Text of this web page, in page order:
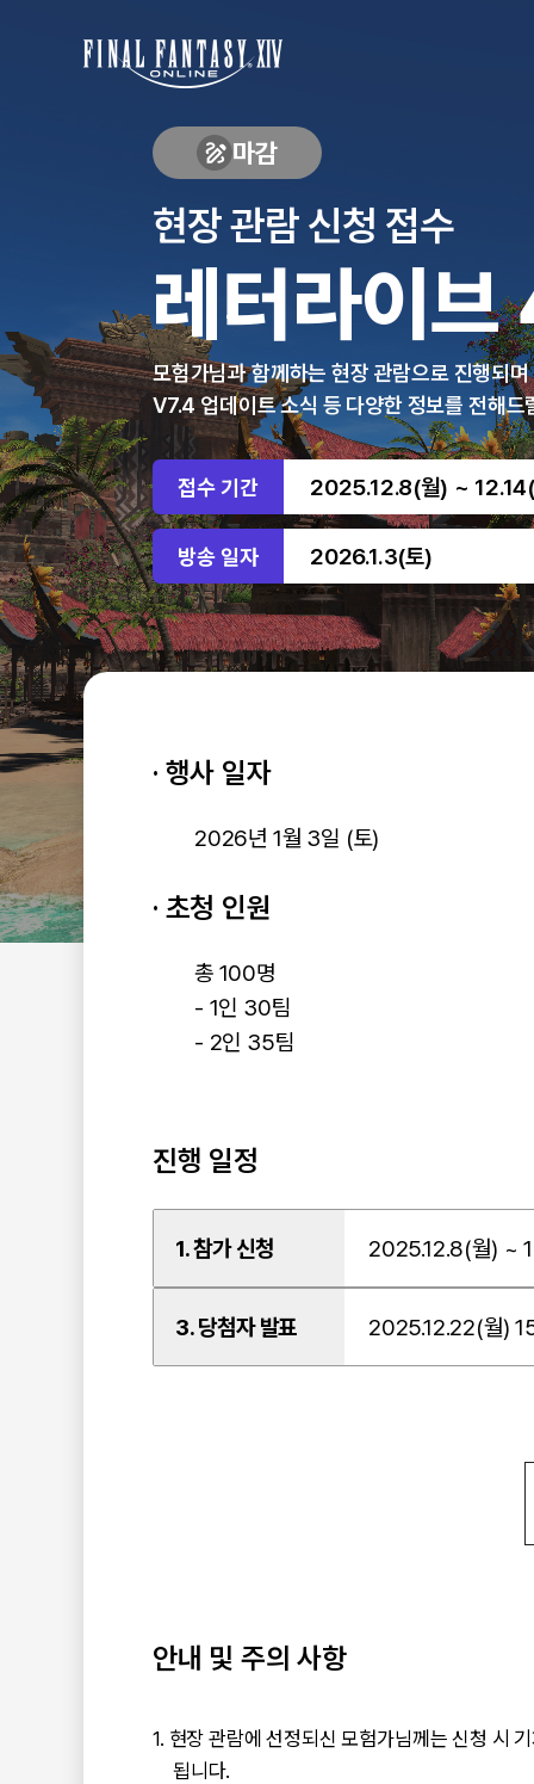
FINAL
FANTASY
마감
현장 관람 신청 접수
레터라이
모험가님과 함께하는 현장 관람으로 진행되며
V7.4 업데이트 소식 등 다양한 정보를 전해드
접수 기간 2025.12.8(월) ~
방송 일자 2026.1.3(토)
· 행사 일자
2026년 1월 3일 (토)
· 초청 인원
총 100명
- 1인 30팀
- 2인 35팀
진행 일정
1. 참가 신청 2025.12.8(월) ~
3. 당첨자 발표 2025.12.22(월)
안내 및 주의 사항
현장 관람에 선정되신 모험가님께는 신청 시
됩니다.